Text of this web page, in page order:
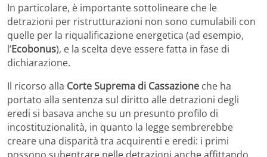
In particolare, è importante sottolineare che le
detrazioni per ristrutturazioni non sono cumulabili con
quelle per la riqualificazione energetica (ad esempio,
l’Ecobonus), e la scelta deve essere fatta in fase di
dichiarazione.
Il ricorso alla Corte Suprema di Cassazione che ha
portato alla sentenza sul diritto alle detrazioni degli
eredi si basava anche su un presunto profilo di
incostituzionalità, in quanto la legge sembrerebbe
creare una disparità tra acquirenti e eredi: i primi
possono subentrare nelle detrazioni anche affittando